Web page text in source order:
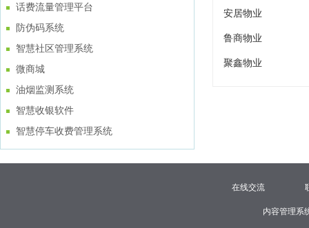
话费流量管理平台
防伪码系统
智慧社区管理系统
微商城
油烟监测系统
智慧收银软件
智慧停车收费管理系统
安居物业
鲁商物业
聚鑫物业
在线交流
内容管理系